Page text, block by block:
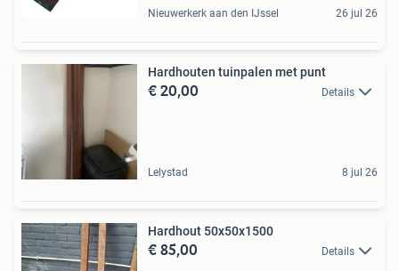
Nieuwerkerk aan den IJssel 26 jul 26
Hardhouten tuinpalen met punt
€ 20,00 Details
Lelystad 8 jul 26
Hardhout 50x50x1500
€ 85,00 Details